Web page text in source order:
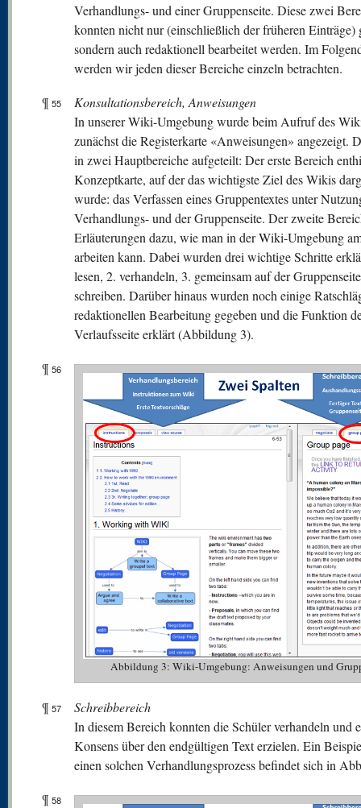
Verhandlungs- und einer Gruppenseite. Diese zwei
konnten nicht nur (einschließlich der früheren Einträge)
sondern auch redaktionell bearbeitet werden. Im
werden wir jeden dieser Bereiche einzeln betrachten.
¶ 55
Konsultationsbereich, Anweisungen
In unserer Wiki-Umgebung wurde beim Aufruf des
zunächst die Registerkarte «Anweisungen» angezeigt.
in zwei Hauptbereiche aufgeteilt: Der erste Bereich
Konzeptkarte, auf der das wichtigste Ziel des Wikis
wurde: das Verfassen eines Gruppentextes unter
Verhandlungs- und der Gruppenseite. Der zweite
Erläuterungen dazu, wie man in der Wiki-Umgebung
arbeiten kann. Dabei wurden drei wichtige Schritte
lesen, 2. verhandeln, 3. gemeinsam auf der Gruppenseite
schreiben. Darüber hinaus wurden noch einige
redaktionellen Bearbeitung gegeben und die Funktion
Verlaufsseite erklärt (Abbildung 3).
¶ 56
Abbildung 3: Wiki-Umgebung: Anweisungen und
¶ 57
Schreibbereich
In diesem Bereich konnten die Schüler verhandeln und
Konsens über den endgültigen Text erzielen. Ein
einen solchen Verhandlungsprozess befindet sich in
¶ 58